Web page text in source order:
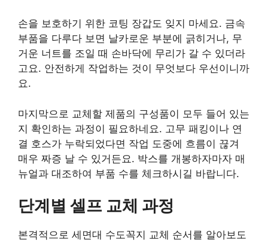
손을 보호하기 위한 코팅 장갑도 잊지 마세요. 금속
부품을 다루다 보면 날카로운 부분에 긁히거나, 무
거운 너트를 조일 때 손바닥에 무리가 갈 수 있더라
고요. 안전하게 작업하는 것이 무엇보다 우선이니까
요.
마지막으로 교체할 제품의 구성품이 모두 들어 있는
지 확인하는 과정이 필요하네요. 고무 패킹이나 연
결 호스가 누락되었다면 작업 도중에 흐름이 끊겨
매우 짜증 날 수 있거든요. 박스를 개봉하자마자 매
뉴얼과 대조하여 부품 수를 체크하시길 바랍니다.
단계별 셀프 교체 과정
본격적으로 세면대 수도꼭지 교체 순서를 알아보도